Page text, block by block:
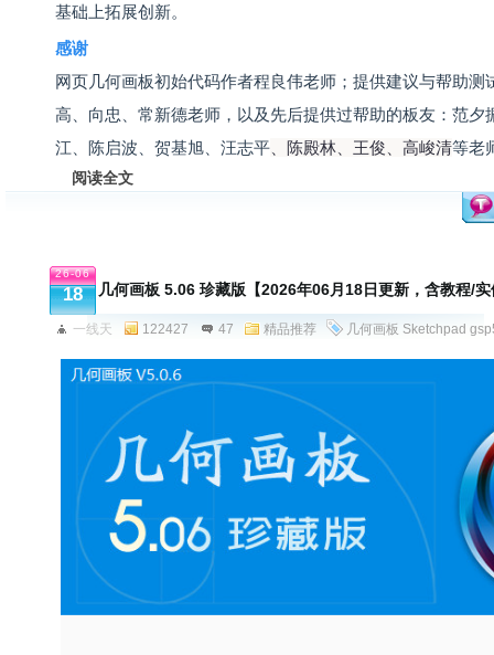
基础上拓展创新。
感谢
网页几何画板初始代码作者程良伟老师；提供建议与帮助测
高、向忠、常新德老师，以及先后提供过帮助的板友：范夕
江、陈启波、贺基旭、汪志平 、陈殿林、王俊 、高峻清等老
阅读全文
26-06
18 几何画板 5.06 珍藏版【2026年06月18日更新，含教程/
一线天 122427 47 精品推荐 几何画板 Sketchpad